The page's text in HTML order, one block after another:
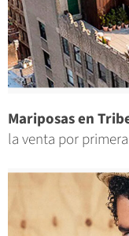
Mariposas en
la venta por